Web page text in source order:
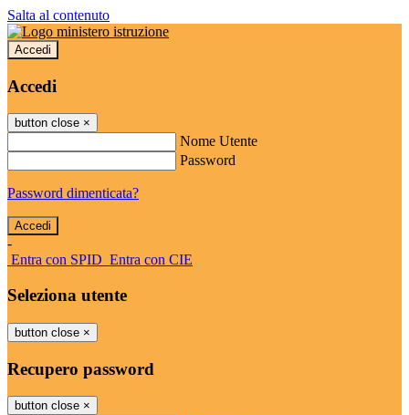
Salta al contenuto
Accedi
Accedi
button close ×
Nome Utente
Password
Password dimenticata?
-
Entra con SPID Entra con CIE
Seleziona utente
button close ×
Recupero password
button close ×